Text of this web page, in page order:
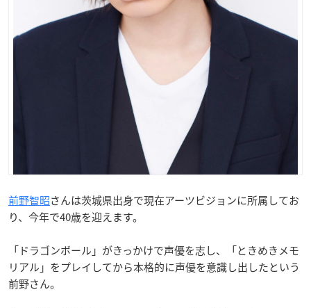
前野智昭さんは茨城県出身で現在アーツビジョンに所属してお
り、今年で40歳を迎えます。
「ドラゴンボール」がきっかけで声優を志し、「ときめきメモ
リアル」をプレイしてから本格的に声優を意識し出したという
前野さん。